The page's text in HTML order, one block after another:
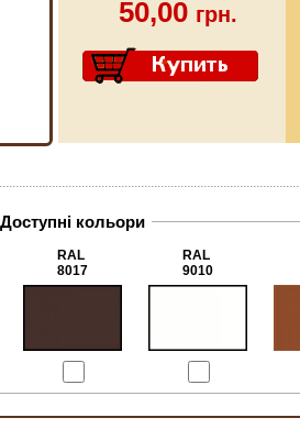
50,00 грн.
Доступні кольори
RAL
8017
RAL
9010